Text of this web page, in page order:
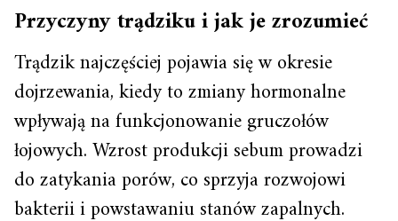
Przyczyny trądziku i jak je zrozumieć
Trądzik najczęściej pojawia się w okresie
dojrzewania, kiedy to zmiany hormonalne
wpływają na funkcjonowanie gruczołów
łojowych. Wzrost produkcji sebum prowadzi
do zatykania porów, co sprzyja rozwojowi
bakterii i powstawaniu stanów zapalnych.